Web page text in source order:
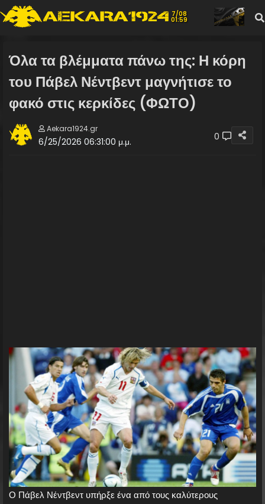
7/08
01:59
Όλα τα βλέμματα πάνω της: Η κόρη
του Πάβελ Νέντβεντ μαγνήτισε το
φακό στις κερκίδες (ΦΩΤΟ)
Aekara1924.gr
6/25/2026 06:31:00 μ.μ. 0
Ο Πάβελ Νέντβεντ υπήρξε ένα από τους καλύτερους